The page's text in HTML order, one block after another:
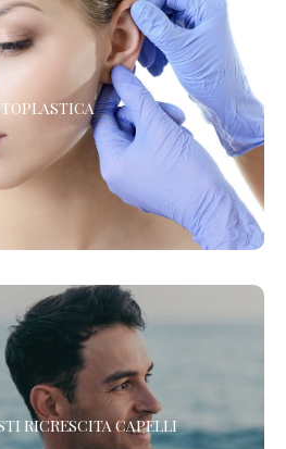
OTOPLASTICA
estetica delle orecchie
RICRESCITA CAPELLI
RICRESCITA CAPELLI
Medicina Rigenerativa Cellulare per